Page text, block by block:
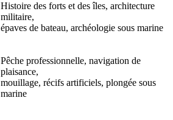
Histoire des forts et des îles, architecture
militaire,
épaves de bateau, archéologie sous marine
Pêche professionnelle, navigation de
plaisance,
mouillage, récifs artificiels, plongée sous
marine